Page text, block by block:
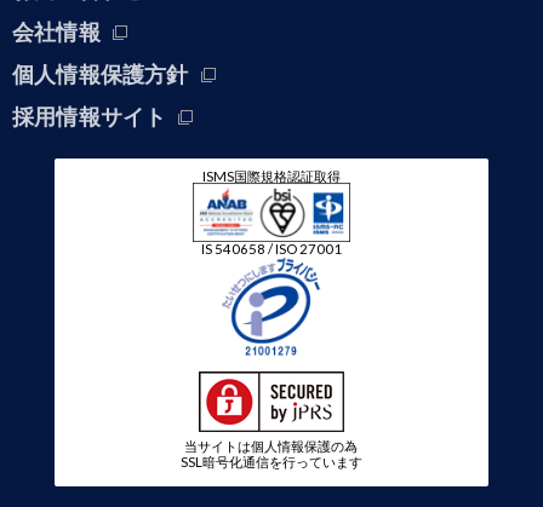
会社情報
個人情報保護方針
採用情報サイト
ISMS国際規格認証取得
IS 540658 / ISO 27001
当サイトは個人情報保護の為
SSL暗号化通信を行っています